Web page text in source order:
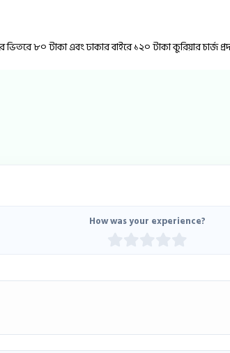
ভিতরে ৮০ টাকা এবং ঢাকার বাইরে ১২০ টাকা কুরিয়ার চার্জ
How was your experience?